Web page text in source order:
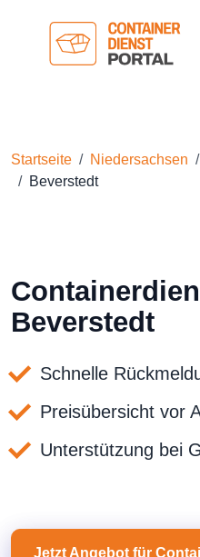
Startseite Niedersachsen
Beverstedt
Beverstedt
Schnelle
Preisübersicht vor
Unterstützung bei
Jetzt Angebot für